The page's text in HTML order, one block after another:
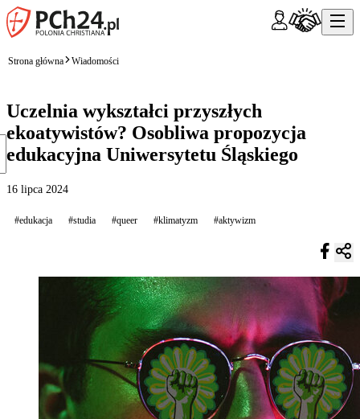
Strona główna Wiadomości
Uczelnia wykształci przyszłych
ekoatywistów? Osobliwa propozycja
edukacyjna Uniwersytetu Śląskiego
16 lipca 2024
#edukacja #studia #queer #klimatyzm #aktywizm